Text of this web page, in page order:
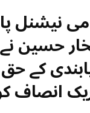
نیشنل
حسین
کے
انصاف کو